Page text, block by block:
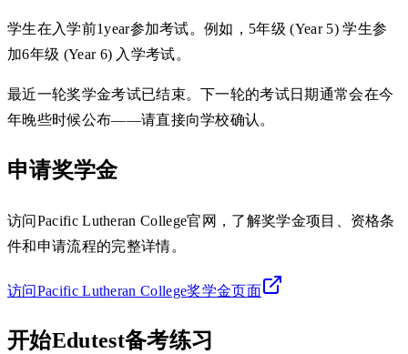
学生在入学前1year参加考试。例如，5年级 (Year 5) 学生参
加6年级 (Year 6) 入学考试。
最近一轮奖学金考试已结束。下一轮的考试日期通常会在今
年晚些时候公布——请直接向学校确认。
申请奖学金
访问Pacific Lutheran College官网，了解奖学金项目、资格条
件和申请流程的完整详情。
访问Pacific Lutheran College奖学金页面
开始Edutest备考练习